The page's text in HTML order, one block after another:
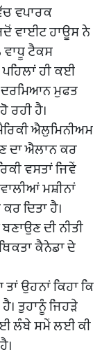
ਵਪਾਰਕ
ਵਾਈਟ ਹਾਊਸ ਨੇ
ਟੈਕਸ
ਹੀ ਕਈ
ਦਰਮਿਆਨ ਮੁਫਤ
ਰਹੀ ਹੈ।
ਐਲੁਮਿਨੀਅਮ
ਦਾ ਐਲਾਨ ਕਰ
ਵਸਤਾਂ ਜਿਵੇਂ
ਮਸ਼ੀਨਾਂ
ਦਿਤਾ ਹੈ।
ਦੀ ਨੀਤੀ
ਕੈਨੇਡਾ ਦੇ
ਉਹਨਾਂ ਕਿਹਾ ਕਿ
ਤੁਹਾਨੂੰ ਜਿਹੜੇ
ਲੰਬੇ ਸਮੇਂ ਲਈ ਕੀ